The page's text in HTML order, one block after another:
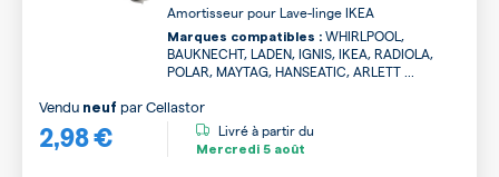
Amortisseur pour Lave-linge IKEA
Marques compatibles : WHIRLPOOL,
BAUKNECHT, LADEN, IGNIS, IKEA, RADIOLA,
POLAR, MAYTAG, HANSEATIC, ARLETT ...
2,98 €
Vendu neuf parCellastor
Livré à partir du
Mercredi 5 août